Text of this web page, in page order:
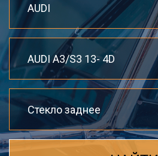
AUDI
AUDI A3/S3 13- 4D
Стекло заднее